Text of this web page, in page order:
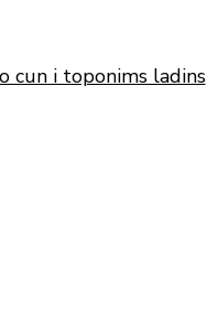
cun i toponims ladins